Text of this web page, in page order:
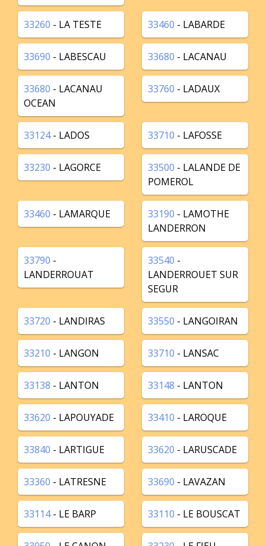
33260 - LA TESTE 33460 - LABARDE
33690 - LABESCAU 33680 - LACANAU
33680 - LACANAU
OCEAN
33760 - LADAUX
33124- LADOS 33710 - LAFOSSE
33230 - LAGORCE 33500 - LALANDE DE
POMEROL
33460 - LAMARQUE 33190 - LAMOTHE
LANDERRON
33790 -
LANDERROUAT
33540 -
LANDERROUET SUR
SEGUR
33720 - LANDIRAS 33550 - LANGOIRAN
33210 - LANGON 33710 - LANSAC
33138 - LANTON 33148 - LANTON
33620 - LAPOUYADE 33410 - LAROQUE
33840 - LARTIGUE 33620 - LARUSCADE
33360 - LATRESNE 33690 - LAVAZAN
33114- LE BARP 33110 - LE BOUSCAT